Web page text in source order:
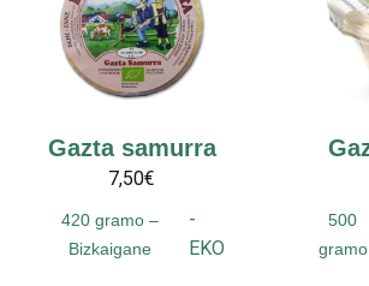
Gazta samurra
7,50€
420 gramo –
Bizkaigane
-
EKO
500
gramo